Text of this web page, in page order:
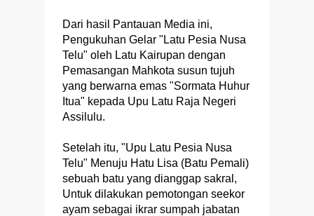
Dari hasil Pantauan Media ini,
Pengukuhan Gelar "Latu Pesia Nusa
Telu" oleh Latu Kairupan dengan
Pemasangan Mahkota susun tujuh
yang berwarna emas "Sormata Huhur
Itua" kepada Upu Latu Raja Negeri
Assilulu.
Setelah itu, "Upu Latu Pesia Nusa
Telu" Menuju Hatu Lisa (Batu Pemali)
sebuah batu yang dianggap sakral,
Untuk dilakukan pemotongan seekor
ayam sebagai ikrar sumpah jabatan